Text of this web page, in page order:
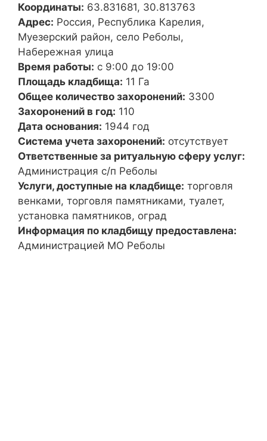
Координаты: 63.831681, 30.813763
Адрес: Россия, Республика Карелия,
Муезерский район, село Реболы,
Набережная улица
Время работы: с 9:00 до 19:00
Площадь кладбища: 11 Га
Общее количество захоронений: 3300
Захоронений в год: 110
Дата основания: 1944 год
Система учета захоронений: отсутствует
Ответственные за ритуальную сферу услуг:
Администрация с/п Реболы
Услуги, доступные на кладбище: торговля
венками, торговля памятниками, туалет,
установка памятников, оград
Информация по кладбищу предоставлена:
Администрацией МО Реболы